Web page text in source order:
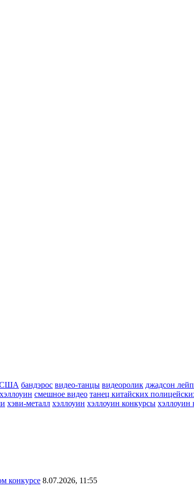
бандэрос видео-танцы видеоролик джадсон
смешное видео танец китайских
хэви-металл хэллоуин хэллоуин конкурсы
конкурсе 8.07.2026, 11:55